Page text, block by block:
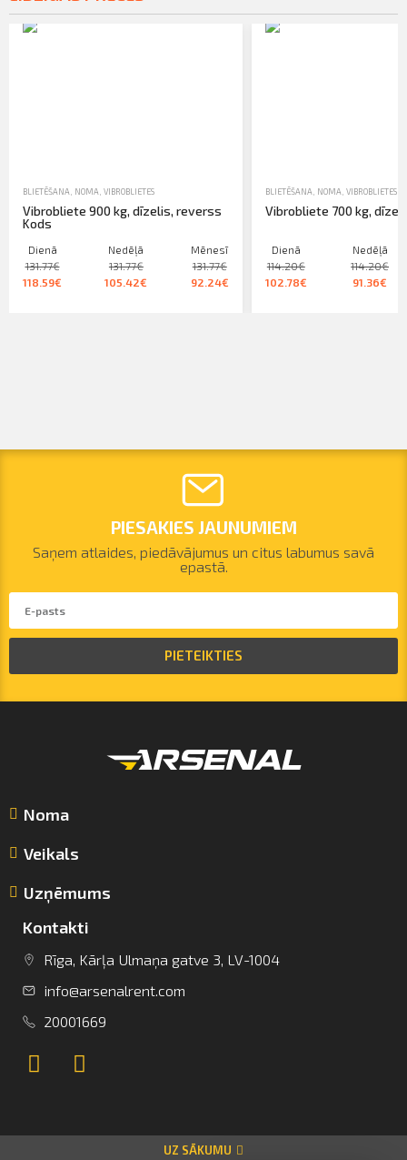
info@arsenalrent.com
+37120001669
Lietuva
BLIETĒŠANA NOMA VIBROBLIETES
Vibrobliete 900 kg, dīzelis, reverss
Kods
Dienā
131.77€
118.59€
Nedēļā
131.77€
105.42€
Mēnesī
131.77€
92.24€
BLIETĒŠANA NOMA VIBROBLIETES
Vibrobliete 700 kg,
Dienā
114.20€
102.78€
Nedēļā
114.20€
91.36€
PIESAKIES JAUNUMIEM
Saņem atlaides, piedāvājumus un citus labumus savā
epastā.
PIETEIKTIES
Noma
Veikals
Uzņēmums
Kontakti
Rīga, Kārļa Ulmaņa gatve 3, LV-1004
info@arsenalrent.com
20001669
UZ SĀKUMU